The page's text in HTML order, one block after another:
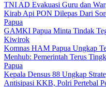
TNI AD Evakuasi Guru dan
Kirab Api PON Dilepas Dari
Papua
GAMKI Papua Minta Tindak
Kiwirok
Komnas HAM Papua Ungkap
Menhub: Pemerintah Terus
Papua
Kepala Densus 88 Ungkap
Antisipasi KKB, Polri Pertebal